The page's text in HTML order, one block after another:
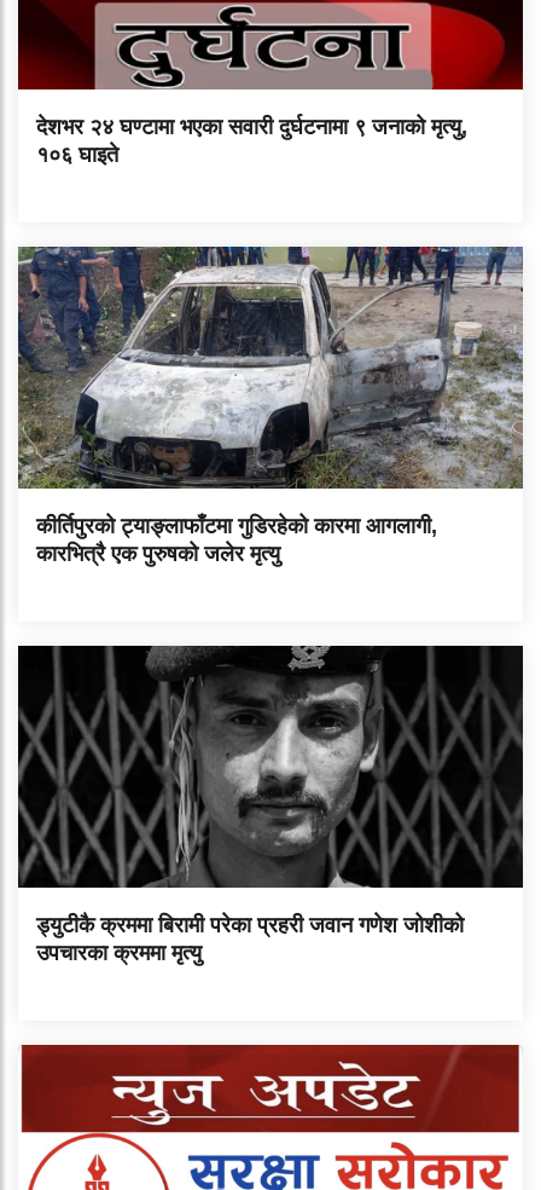
देशभर २४ घण्टामा भएका सवारी दुर्घटनामा ९ जनाको मृत्यु,
१०६ घाइते
कीर्तिपुरको ट्याङ्लाफाँटमा गुडिरहेको कारमा आगलागी,
कारभित्रै एक पुरुषको जलेर मृत्यु
ड्युटीकै क्रममा बिरामी परेका प्रहरी जवान गणेश जोशीको
उपचारका क्रममा मृत्यु